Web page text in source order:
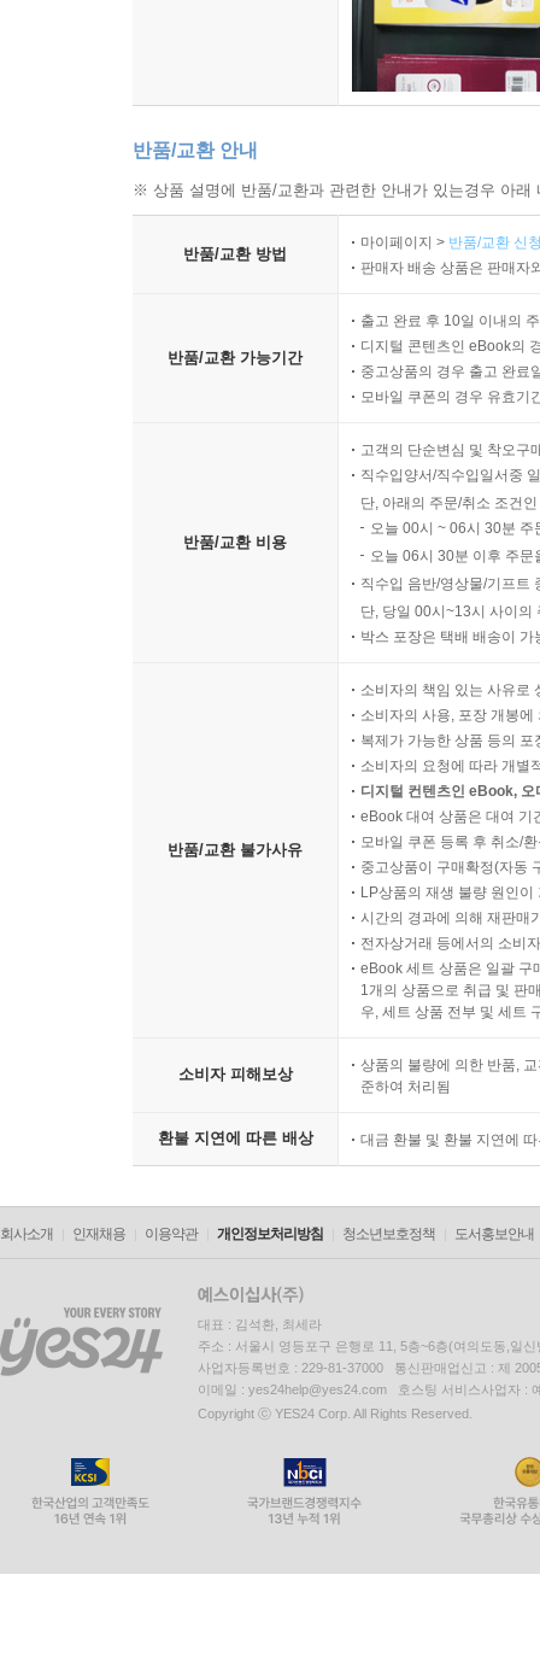
반품/교환 안내
※ 상품 설명에 반품/교환과 관련한 안내가 있는경우 아
반품/교환 방법
마이페이지 > 반품/교환 신
판매자 배송 상품은 판매자
반품/교환 가능기간
출고 완료 후 10일 이내의
디지털 콘텐츠인 eBook의
중고상품의 경우 출고 완료
모바일 쿠폰의 경우 유효기
반품/교환 비용
고객의 단순변심 및 착오구
직수입양서/직수입일서중
단, 아래의 주문/취소 조건
오늘 00시 ~ 06시 30분
오늘 06시 30분 이후 주
직수입 음반/영상물/기프트
단, 당일 00시~13시 사이의
박스 포장은 택배 배송이
반품/교환 불가사유
소비자의 책임 있는 사유로
소비자의 사용, 포장 개봉
복제가 가능한 상품 등의
소비자의 요청에 따라 개별
디지털 컨텐츠인 eBook,
eBook 대여 상품은 대여 기
모바일 쿠폰 등록 후 취소/
중고상품이 구매확정(자동
LP상품의 재생 불량 원인
시간의 경과에 의해 재판매
전자상거래 등에서의 소비
eBook 세트 상품은 일괄 구
1개의 상품으로 취급 및 판
우, 세트 상품 전부 및 세트
소비자 피해보상
상품의 불량에 의한 반품,
준하여 처리됨
환불 지연에 따른 배상 대금 환불 및 환불 지연에
회사소개 인재채용 이용약관 개인정보처리방침 청소년보호정책 도서홍보안내
대표 : 김석환, 최세라
주소 : 서울시 영등포구 은행로 11, 5층~6층(여의도동,일신
사업자등록번호 : 229-81-37000 통신판매업신고 : 제
이메일 : yes24help@yes24.com 호스팅 서비스사업자 :
Copyright ⓒ YES24 Corp. All Rights Reserved.